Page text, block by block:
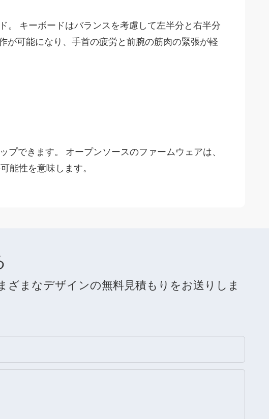
。 キーボードはバランスを考慮して左半分と右半分
が可能になり、手首の疲労と前腕の筋肉の緊張が軽
できます。 オープンソースのファームウェアは、
能性を意味します。
まなデザインの無料見積もりをお送りしま